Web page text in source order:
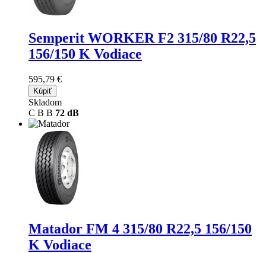
Semperit WORKER F2 315/80 R22,5
156/150 K Vodiace
595,79 €
Kúpiť
Skladom
C B B 72 dB
Matador FM 4 315/80 R22,5 156/150
K Vodiace